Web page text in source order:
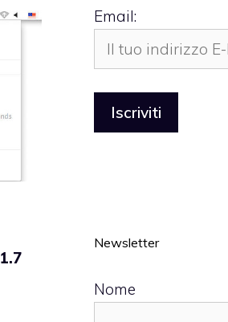
Email:
Newsletter
Nome